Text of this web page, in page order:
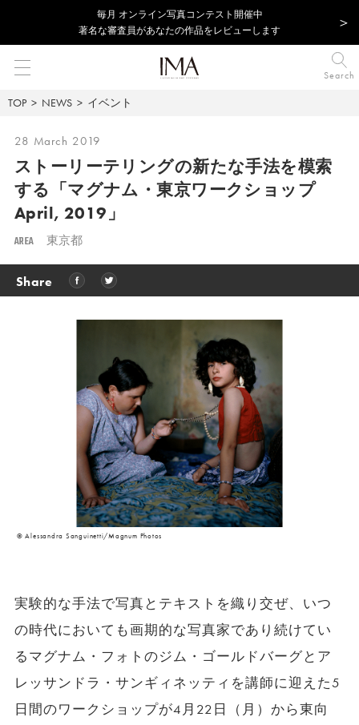
毎⽉ オンライン写真コンテスト開催中
著名な審査員があなたの作品をレビューします
Search
TOP NEWS イベント
28 March 2019
ストーリーテリングの新たな手法を模索
する 「マグナム・東京ワークショップ
April, 2019」
AREA 東京都
Share
© Alessandra Sanguinetti/Magnum Photos
実験的な手法で写真とテキストを織り交ぜ、いつ
の時代においても画期的な写真家であり続けてい
るマグナム・フォトのジム・ゴールドバーグとア
レッサンドラ・サンギィネッティを講師に迎えた5
日間のワークショップが4 月 22日（月）から東向